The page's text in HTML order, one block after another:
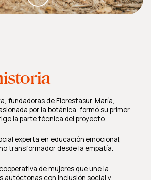
fundadoras de Florestasur. María,
por la botánica, formó su primer
la parte técnica del proyecto.
experta en educación emocional,
transformador desde la empatía.
de mujeres que une la
autóctonas con inclusión social y